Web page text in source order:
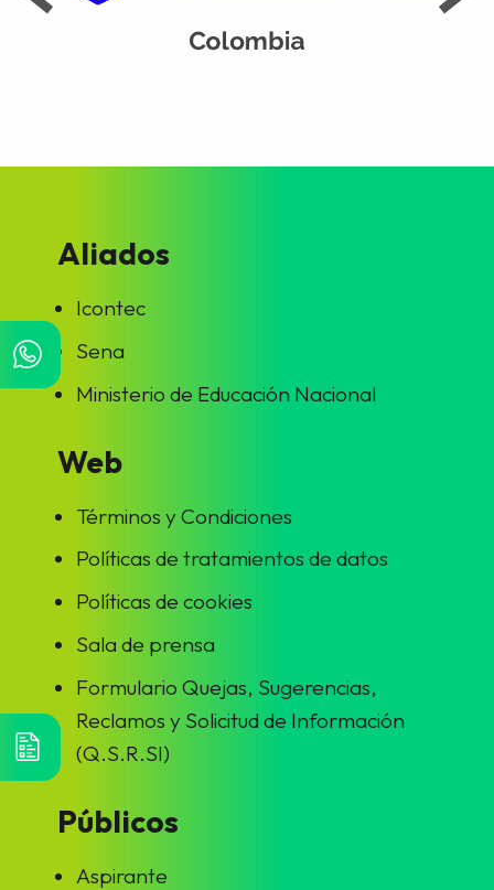
Aliados
Icontec
Sena
Ministerio de Educación Nacional
Web
Términos y Condiciones
Políticas de tratamientos de datos
Políticas de cookies
Sala de prensa
Formulario Quejas, Sugerencias,
Reclamos y Solicitud de Información
(Q.S.R.SI)
Públicos
Aspirante